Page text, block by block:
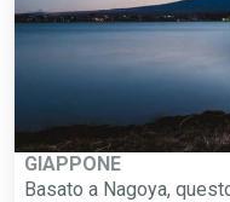
GIAPPONE
Basato a Nagoya,